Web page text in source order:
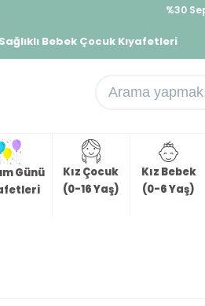
İndirimlere
Bebek Çocuk Kıyafetleri
Günü
Kız Çocuk
(0-16 Yaş)
Kız Bebek
(0-6 Yaş)